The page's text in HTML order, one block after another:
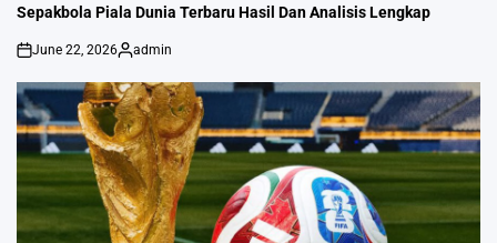
IN
Sepakbola Piala Dunia Terbaru Hasil Dan Analisis Lengkap
on
June 22, 2026
Posted
admin